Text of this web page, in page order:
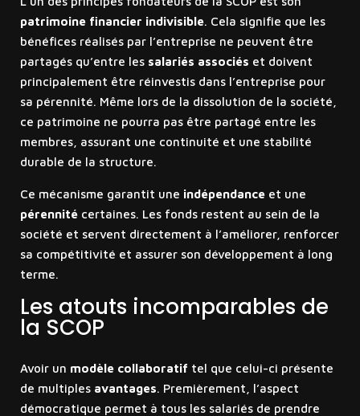
patrimoine financier indivisible. Cela signifie que les
bénéfices réalisés par l’entreprise ne peuvent être
partagés qu’entre les salariés associés et doivent
principalement être réinvestis dans l’entreprise pour
sa pérennité. Même lors de la dissolution de la société,
ce patrimoine ne pourra pas être partagé entre les
membres, assurant une continuité et une stabilité
durable de la structure.
Ce mécanisme garantit une indépendanceet une
pérennitécertaines. Les fonds restent au sein de la
société et servent directement à l’améliorer, renforcer
sa compétitivité et assurer son développement à long
terme.
Les atouts incomparables de
la SCOP
Avoir un modèle collaboratif tel que celui-ci présente
de multiples avantages. Premièrement, l’aspect
démocratique permet à tous les salariés de prendre